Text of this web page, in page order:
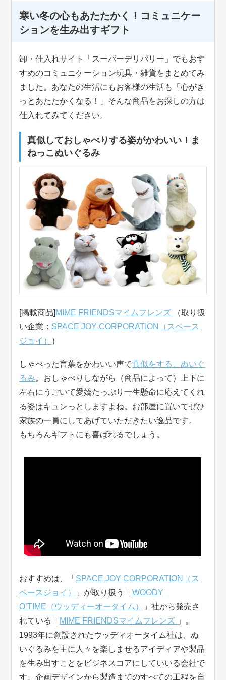
寒い冬の心もあたたかく！コミュニケー
ションを生み出すギフト
卸・仕入れサイト「スーパーデリバリー」でもおす
すめのコミュニケーション玩具・雑貨をまとめてみ
ました。あなたの生活にもお客様の生活も「心がき
っとあたたかくなる！」そんな商品をお探しの方は
仕入れてみてください。
真似しておしゃべりする姿がかわいい！ま
ねっこぬいぐるみ
[掲載商品] MIME FRIENDSマイムフレンズ
（取り扱
い企業： SPACE JOY CORPORATION（スペース
ジョイ） ）
しゃべった言葉をかわいい声で真似をする、ぬいぐ
るみ。おしゃべりしながら（商品によって）上下に
左右にうごいて愛嬌たっぷり一生懸命に応えてくれ
る姿はキュンっとしますよね。お部屋に置いてぜひ
家族の一員にしてあげていただきたい逸品です。
もちろんギフトにも喜ばれるでしょう。
おすすめは、「 SPACE JOY CORPORATION（ス
ペースジョイ）
」が取り扱う「WOODY
O’TIME（ウッディーオータイム）
」社から発売さ
れている「 MIME FRIENDSマイムフレンズ 」。
1993年に創設されたウッディオータイム社は、ぬ
いぐるみを主に人々を楽しませるアイディアや製品
を生み出すことをビジネスコアにしていいる会社で
す。企画デザインから製造までのすべての工程を自